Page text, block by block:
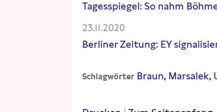
Tagesspiegel: So nahm
23.11.2020
Berliner Zeitung: EY
Schlagwörter Braun Marsalek